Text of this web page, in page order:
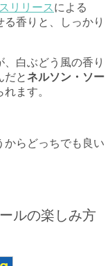
リリース による
香りと、しっかり
白ぶどう風の香り
だとネルソン・ソー
ます。
からどっちでも良い
ルの楽しみ方